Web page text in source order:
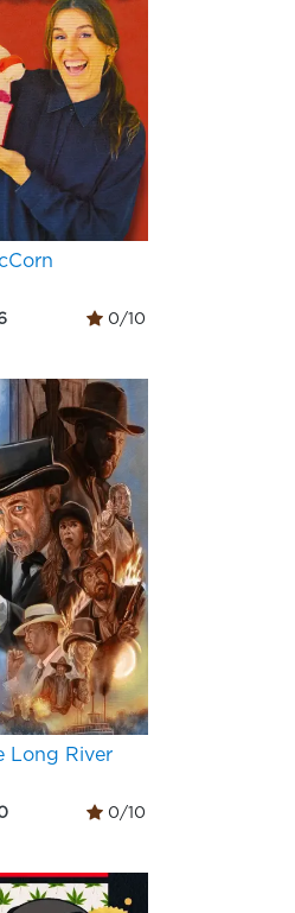
0/10
Long River
0/10